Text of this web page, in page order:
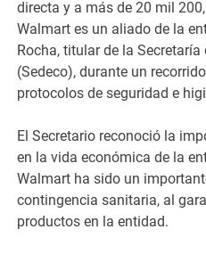
directa y a más de 20 mil
Walmart es un aliado de la
Rocha, titular de la
(Sedeco), durante un
protocolos de seguridad e
El Secretario reconoció la
en la vida económica de la
Walmart ha sido un
contingencia sanitaria, al
productos en la entidad.